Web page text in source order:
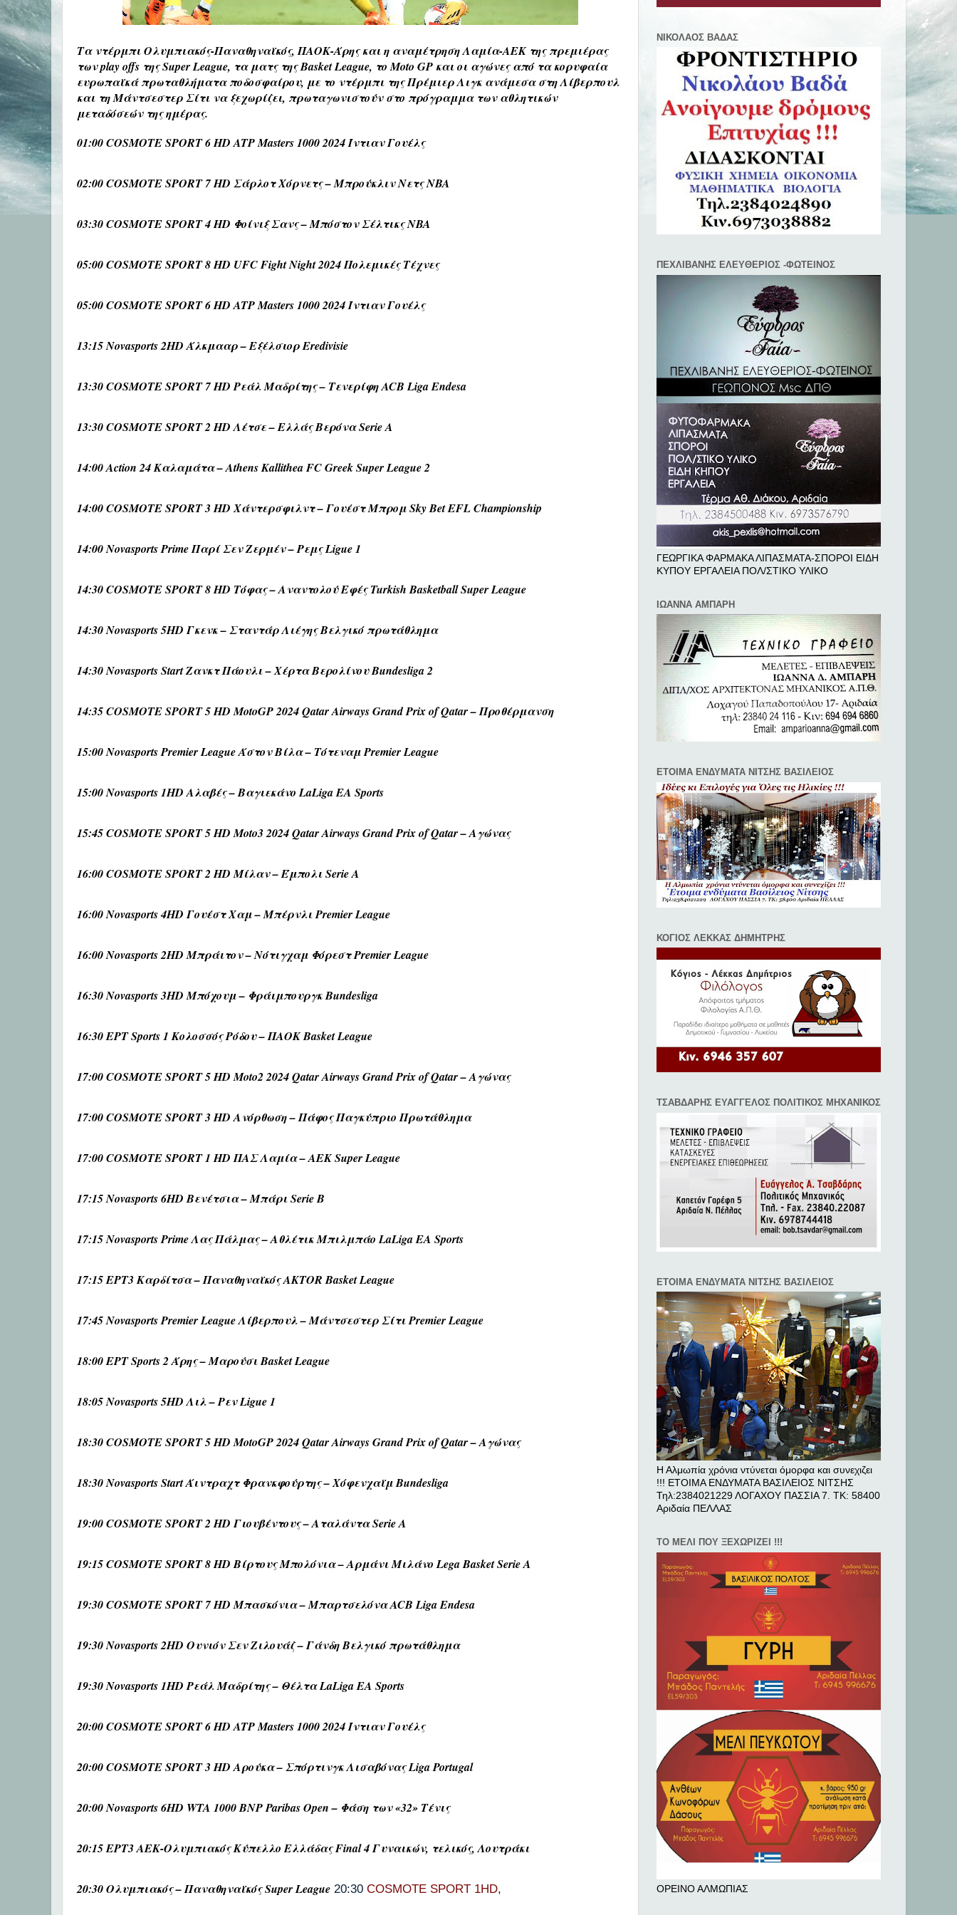
Τα ντέρμπι Ολυμπιακός-Παναθηναϊκός, ΠΑΟΚ-Άρης και η αναμέτρηση Λαμία-ΑΕΚ της πρεμιέρας
των play offs της Super League, τα ματς της Basket League, το Moto GP και οι αγώνες από τα κορυφαία
ευρωπαϊκά πρωταθλήματα ποδοσφαίρου, με το ντέρμπι της Πρέμιερ Λιγκ ανάμεσα στη Λίβερπουλ
και τη Μάντσεστερ Σίτι να ξεχωρίζει, πρωταγωνιστούν στο πρόγραμμα των αθλητικών
μεταδόσεών της ημέρας.
01:00 COSMOTE SPORT 6 HD ATP Masters 1000 2024 Ίντιαν Γουέλς
02:00 COSMOTE SPORT 7 HD Σάρλοτ Χόρνετς – Μπρούκλιν Νετς NBA
03:30 COSMOTE SPORT 4 HD Φοίνιξ Σανς – Μπόστον Σέλτικς NBA
05:00 COSMOTE SPORT 8 HD UFC Fight Night 2024 Πολεμικές Τέχνες
05:00 COSMOTE SPORT 6 HD ATP Masters 1000 2024 Ίντιαν Γουέλς
13:15 Novasports 2HD Άλκμααρ – Εξέλσιορ Eredivisie
13:30 COSMOTE SPORT 7 HD Ρεάλ Μαδρίτης – Τενερίφη ACB Liga Endesa
13:30 COSMOTE SPORT 2 HD Λέτσε – Ελλάς Βερόνα Serie A
14:00 Action 24 Καλαμάτα – Athens Kallithea FC Greek Super League 2
14:00 COSMOTE SPORT 3 HD Χάντερσφιλντ – Γουέστ Μπρομ Sky Bet EFL Championship
14:00 Novasports Prime Παρί Σεν Ζερμέν – Ρεμς Ligue 1
14:30 COSMOTE SPORT 8 HD Τόφας – Αναντολού Εφές Turkish Basketball Super League
14:30 Novasports 5HD Γκενκ – Σταντάρ Λιέγης Βελγικό πρωτάθλημα
14:30 Novasports Start Ζανκτ Πάουλι – Χέρτα Βερολίνου Bundesliga 2
14:35 COSMOTE SPORT 5 HD MotoGP 2024 Qatar Airways Grand Prix of Qatar – Προθέρμανση
15:00 Novasports Premier League Άστον Βίλα – Τότεναμ Premier League
15:00 Novasports 1HD Αλαβές – Βαγιεκάνο LaLiga EA Sports
15:45 COSMOTE SPORT 5 HD Moto3 2024 Qatar Airways Grand Prix of Qatar – Αγώνας
16:00 COSMOTE SPORT 2 HD Μίλαν – Έμπολι Serie A
16:00 Novasports 4HD Γουέστ Χαμ – Μπέρνλι Premier League
16:00 Novasports 2HD Μπράιτον – Νότιγχαμ Φόρεστ Premier League
16:30 Novasports 3HD Μπόχουμ – Φράιμπουργκ Bundesliga
16:30 ΕΡΤ Sports 1 Κολοσσός Ρόδου – ΠΑΟΚ Basket League
17:00 COSMOTE SPORT 5 HD Moto2 2024 Qatar Airways Grand Prix of Qatar – Αγώνας
17:00 COSMOTE SPORT 3 HD Ανόρθωση – Πάφος Παγκύπριο Πρωτάθλημα
17:00 COSMOTE SPORT 1 HD ΠΑΣ Λαμία – ΑΕΚ Super League
17:15 Novasports 6HD Βενέτσια – Μπάρι Serie B
17:15 Novasports Prime Λας Πάλμας – Αθλέτικ Μπιλμπάο LaLiga EA Sports
17:15 ΕΡΤ3 Καρδίτσα – Παναθηναϊκός AKTOR Basket League
17:45 Novasports Premier League Λίβερπουλ – Μάντσεστερ Σίτι Premier League
18:00 ΕΡΤ Sports 2 Άρης – Μαρούσι Basket League
18:05 Novasports 5HD Λιλ – Ρεν Ligue 1
18:30 COSMOTE SPORT 5 HD MotoGP 2024 Qatar Airways Grand Prix of Qatar – Αγώνας
18:30 Novasports Start Άιντραχτ Φρανκφούρτης – Χόφενχαϊμ Bundesliga
19:00 COSMOTE SPORT 2 HD Γιουβέντους – Αταλάντα Serie A
19:15 COSMOTE SPORT 8 HD Βίρτους Μπολόνια – Αρμάνι Μιλάνο Lega Basket Serie A
19:30 COSMOTE SPORT 7 HD Μπασκόνια – Μπαρτσελόνα ACB Liga Endesa
19:30 Novasports 2HD Ουνιόν Σεν Ζιλουάζ – Γάνδη Βελγικό πρωτάθλημα
19:30 Novasports 1HD Ρεάλ Μαδρίτης – Θέλτα LaLiga EA Sports
20:00 COSMOTE SPORT 6 HD ATP Masters 1000 2024 Ίντιαν Γουέλς
20:00 COSMOTE SPORT 3 HD Αρούκα – Σπόρτινγκ Λισαβόνας Liga Portugal
20:00 Novasports 6HD WTA 1000 BNP Paribas Open – Φάση των «32» Τένις
20:15 ΕΡΤ3 ΑΕΚ-Ολυμπιακός Κύπελλο Ελλάδας Final 4 Γυναικών, τελικός, Λουτράκι
20:30 Ολυμπιακός – Παναθηναϊκός Super League 20:30 COSMOTE SPORT 1HD,
ΝΙΚΟΛΑΟΣ ΒΑΔΑΣ
ΠΕΧΛΙΒANΗΣ ΕΛΕΥΘΕΡΙΟΣ -ΦΩΤΕΙΝΟΣ
ΓΕΩΡΓΙΚΑ ΦΑΡΜΑΚΑ ΛΙΠΑΣΜΑΤΑ-ΣΠΟΡΟΙ ΕΙΔΗ
ΚΥΠΟΥ ΕΡΓΑΛΕΙΑ ΠΟΛ/ΣΤΙΚΟ ΥΛΙΚΟ
ΙΩΑΝΝΑ ΑΜΠΑΡΗ
ΕΤΟΙΜΑ ΕΝΔΥΜΑΤΑ ΝΙΤΣΗΣ ΒΑΣΙΛΕΙΟΣ
ΚΟΓΙΟΣ ΛΕΚΚΑΣ ΔΗΜΗΤΡΗΣ
ΤΣΑΒΔΑΡΗΣ ΕΥΑΓΓΕΛΟΣ ΠΟΛΙΤΙΚΟΣ ΜΗΧΑΝΙΚΟΣ
ΕΤΟΙΜΑ ΕΝΔΥΜΑΤΑ ΝΙΤΣΗΣ ΒΑΣΙΛΕΙΟΣ
Η Αλμωπία χρόνια ντύνεται όμορφα και συνεχιζει
!!! ΕΤΟΙΜΑ ΕΝΔΥΜΑΤΑ ΒΑΣΙΛΕΙΟΣ ΝΙΤΣΗΣ
Τηλ:2384021229 ΛΟΓΑΧΟΥ ΠΑΣΣΙΑ 7. ΤΚ: 58400
Αριδαία ΠΕΛΛAΣ
ΤΟ ΜΕΛΙ ΠΟΥ ΞΕΧΩΡΙΖΕΙ !!!
ΟΡΕΙΝΟ ΑΛΜΩΠΙΑΣ